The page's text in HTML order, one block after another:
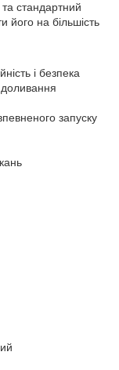
стандартний
його на більшість
і безпека
запуску